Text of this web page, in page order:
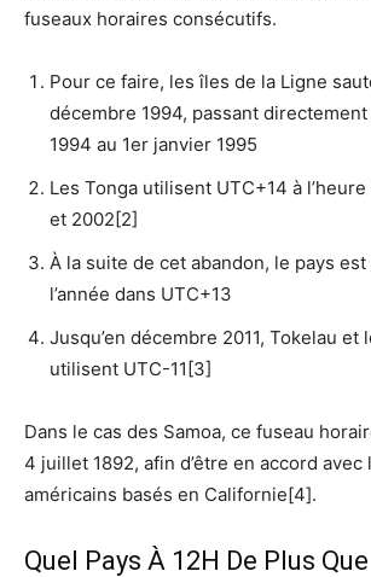
fuseaux horaires consécutifs.
Pour ce faire, les îles de la Ligne
décembre 1994, passant
1994 au 1er janvier 1995
Les Tonga utilisent UTC+14 à l’heure
et 2002[2]
À la suite de cet abandon, le pays
l’année dans UTC+13
Jusqu’en décembre 2011, Tokelau et
utilisent UTC-11[3]
Dans le cas des Samoa, ce fuseau
4 juillet 1892, afin d’être en accord avec
américains basés en Californie[4].
Quel Pays À 12H De Plus